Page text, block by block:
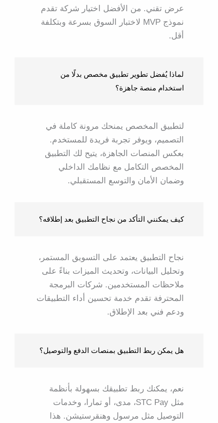
عرض تقني. من الأفضل اختيار شركة تقدم
نموذج MVP لاختبار السوق بسرعة وبتكلفة
أقل.
لماذا يُفضل تطوير تطبيق مخصص بدلًا من
استخدام منصة جاهزة؟
لتطبيق المخصص يمنحك مرونة كاملة في
التصميم، ويوفر تجربة فريدة للمستخدم.
بعكس المنصات الجاهزة، يتيح لك التطبيق
المخصص التكامل مع نظامك الداخلي
وضمان الأمان والتوسع المستقبلي.
كيف يمكنني التأكد من نجاح التطبيق بعد إطلاقه؟
نجاح التطبيق يعتمد على التسويق المستمر،
وتحليل البيانات، وتحديث الميزات بناءً على
ملاحظات المستخدمين. شركات البرمجة
المحترفة تقدم خدمة تحسين أداء التطبيقات
ودعم فني بعد الإطلاق.
هل يمكن ربط التطبيق بمنصات الدفع والتوصيل؟
نعم، يمكنك ربط تطبيقك بسهولة بأنظمة
مثل STC Pay، مدى، أو تمارا، وخدمات
التوصيل مثل مرسول وهنقرستيشن. هذا